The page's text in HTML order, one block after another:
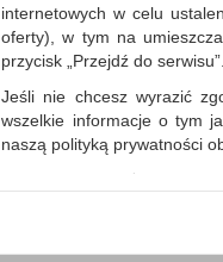
internetowych w celu
oferty), w tym na
przycisk „Przejdź do serwisu”.
Jeśli nie chcesz wyrazić
wszelkie informacje o tym
naszą polityką prywatności
W przypadku
Państwem i związane z
wysłanie potwierdzenia
informacji o promocjach